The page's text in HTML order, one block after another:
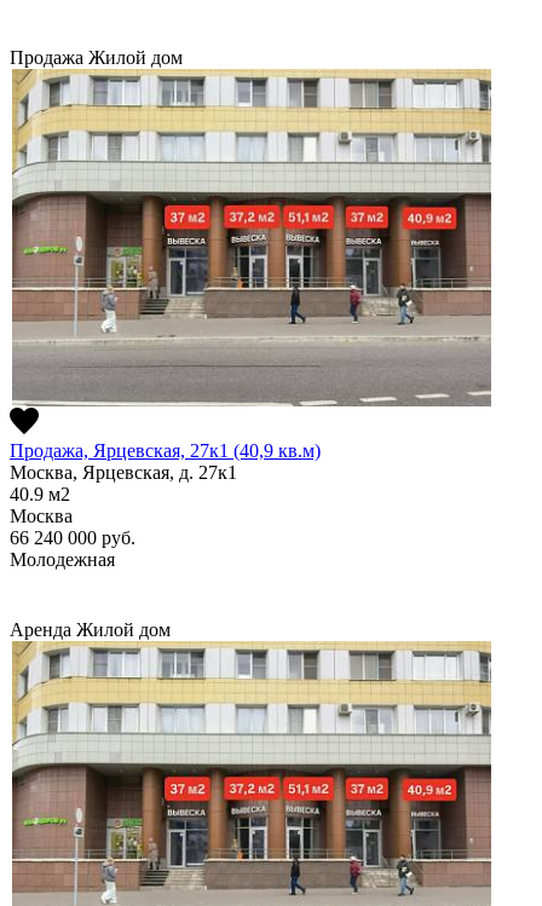
Продажа Жилой дом
Продажа, Ярцевская, 27к1 (40,9 кв.м)
Москва, Ярцевская, д. 27к1
40.9 м2
Москва
66 240 000 руб.
Молодежная
Аренда Жилой дом